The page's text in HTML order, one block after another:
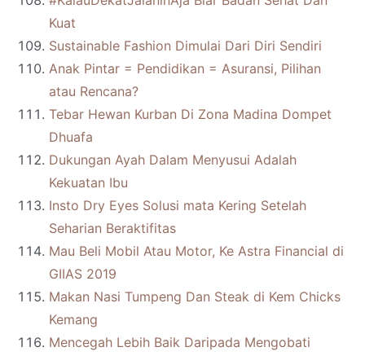
Kuat
Sustainable Fashion Dimulai Dari Diri Sendiri
Anak Pintar = Pendidikan = Asuransi, Pilihan
atau Rencana?
Tebar Hewan Kurban Di Zona Madina Dompet
Dhuafa
Dukungan Ayah Dalam Menyusui Adalah
Kekuatan Ibu
Insto Dry Eyes Solusi mata Kering Setelah
Seharian Beraktifitas
Mau Beli Mobil Atau Motor, Ke Astra Financial di
GIIAS 2019
Makan Nasi Tumpeng Dan Steak di Kem Chicks
Kemang
Mencegah Lebih Baik Daripada Mengobati